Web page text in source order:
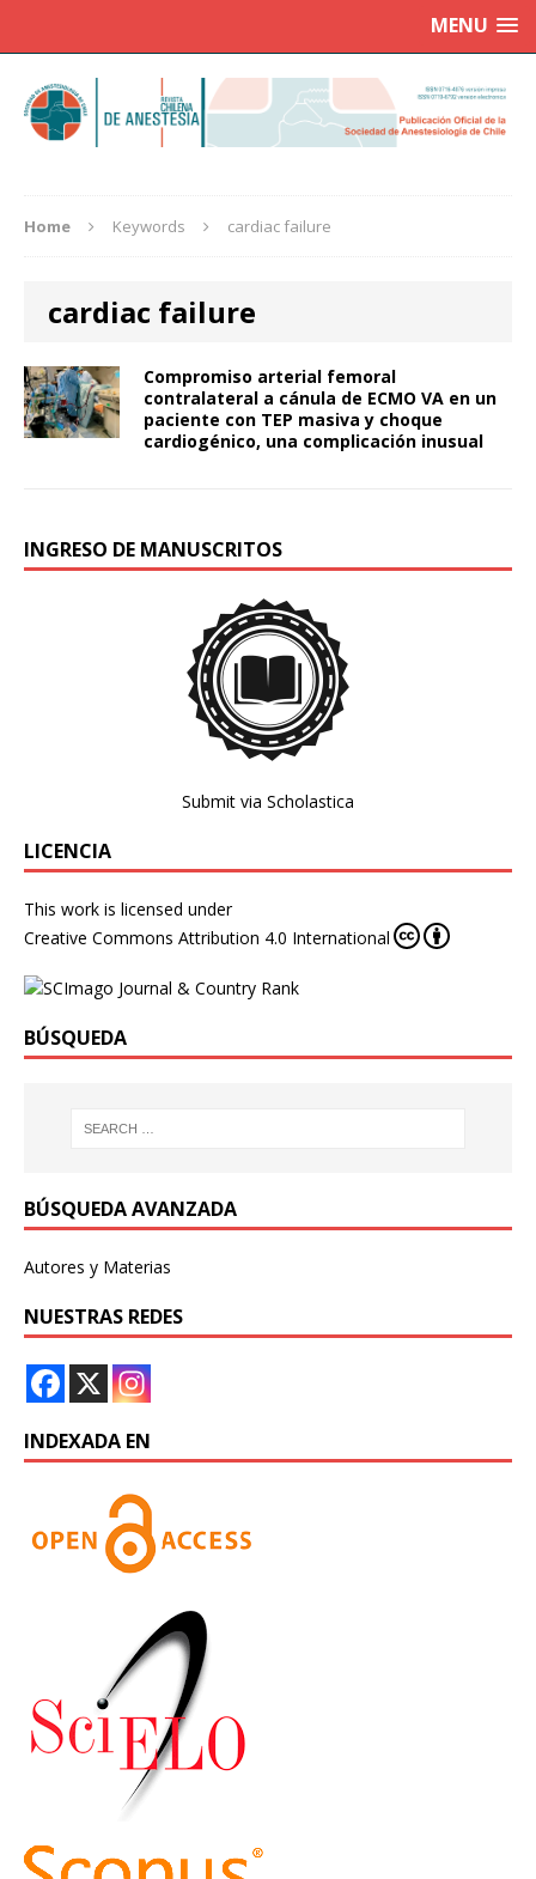
MENU
Home Keywords cardiac failure
cardiac failure
Compromiso arterial femoral
contralateral a cánula de ECMO VA en un
paciente con TEP masiva y choque
cardiogénico, una complicación inusual
INGRESO DE MANUSCRITOS
Submit via Scholastica
LICENCIA
This work is licensed under
Creative Commons Attribution 4.0 International
BÚSQUEDA
BÚSQUEDA AVANZADA
Autores y Materias
NUESTRAS REDES
INDEXADA EN